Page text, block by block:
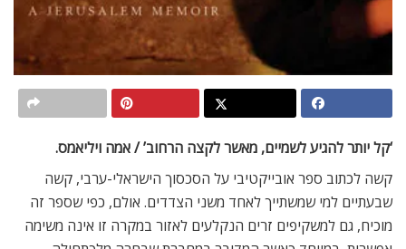
‘קל יותר להגיע לשמיים, מאשר לקצה הרחוב’ / אמה ויליאמס.
קשה לכתוב ספר אובייקטיבי על הסכסוך הישראלי-ערבי, קשה
שבעתיים למי שמשתייך לאחד משני הצדדים. אולם, כפי שספר זה
מוכיח, גם למשקיפים זרים הנקלעים לאזור במקרה זו אינה משימה